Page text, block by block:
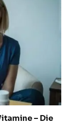
– Die